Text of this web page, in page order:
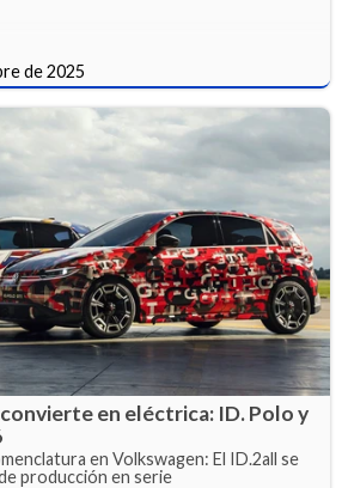
de 2025
en eléctrica: ID. Polo y
en Volkswagen: El ID.2all se
producción en serie